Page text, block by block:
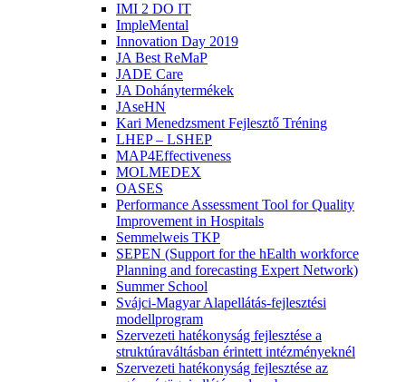
IMI 2 DO IT
ImpleMental
Innovation Day 2019
JA Best ReMaP
JADE Care
JA Dohánytermékek
JAseHN
Kari Menedzsment Fejlesztő Tréning
LHEP – LSHEP
MAP4Effectiveness
MOLMEDEX
OASES
Performance Assessment Tool for Quality
Improvement in Hospitals
Semmelweis TKP
SEPEN (Support for the hEalth workforce
Planning and forecasting Expert Network)
Summer School
Svájci-Magyar Alapellátás-fejlesztési
modellprogram
Szervezeti hatékonyság fejlesztése a
struktúraváltásban érintett intézményeknél
Szervezeti hatékonyság fejlesztése az